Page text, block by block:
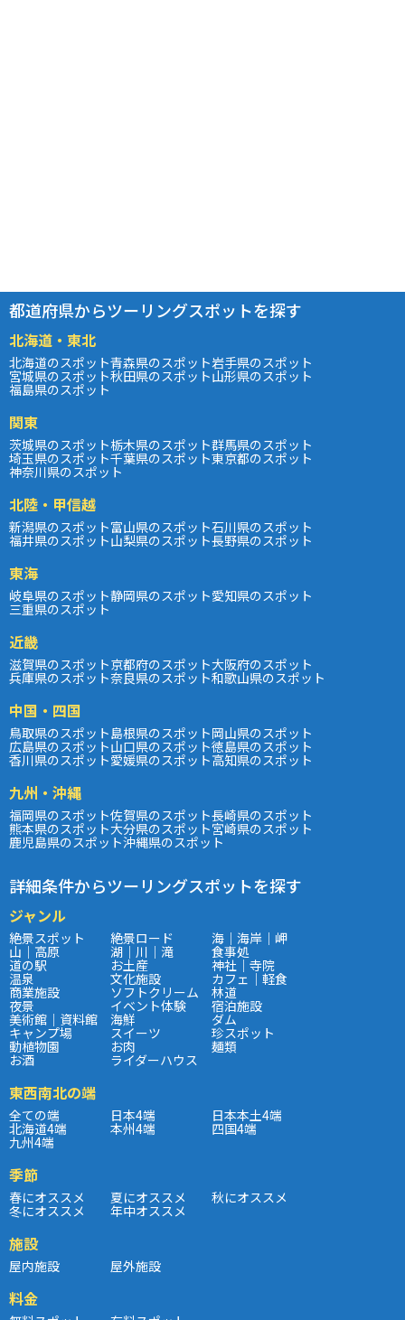
都道府県からツーリングスポットを探す
北海道・東北
北海道のスポット青森県のスポット岩手県のスポット
宮城県のスポット秋田県のスポット山形県のスポット
福島県のスポット
関東
茨城県のスポット栃木県のスポット群馬県のスポット
埼玉県のスポット千葉県のスポット東京都のスポット
神奈川県のスポット
北陸・甲信越
新潟県のスポット富山県のスポット石川県のスポット
福井県のスポット山梨県のスポット長野県のスポット
東海
岐阜県のスポット静岡県のスポット愛知県のスポット
三重県のスポット
近畿
滋賀県のスポット京都府のスポット大阪府のスポット
兵庫県のスポット奈良県のスポット和歌山県のスポット
中国・四国
鳥取県のスポット島根県のスポット岡山県のスポット
広島県のスポット山口県のスポット徳島県のスポット
香川県のスポット愛媛県のスポット高知県のスポット
九州・沖縄
福岡県のスポット佐賀県のスポット長崎県のスポット
熊本県のスポット大分県のスポット宮崎県のスポット
鹿児島県のスポット沖縄県のスポット
詳細条件からツーリングスポットを探す
ジャンル
絶景スポット 絶景ロード 海｜海岸｜岬
山｜高原 湖｜川｜滝 食事処
道の駅 お土産 神社｜寺院
温泉 文化施設 カフェ｜軽食
商業施設 ソフトクリーム 林道
夜景 イベント体験 宿泊施設
美術館｜資料館 海鮮 ダム
キャンプ場 スイーツ 珍スポット
動植物園 お肉 麺類
お酒 ライダーハウス
東西南北の端
全ての端 日本4端 日本本土4端
北海道4端 本州4端 四国4端
九州4端
季節
春にオススメ 夏にオススメ 秋にオススメ
冬にオススメ 年中オススメ
施設
屋内施設 屋外施設
料金